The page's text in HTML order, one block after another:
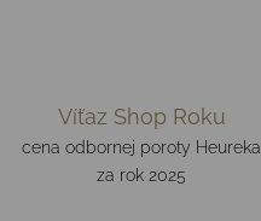
Víťaz Shop Roku
cena odbornej poroty Heureka
za rok 2025